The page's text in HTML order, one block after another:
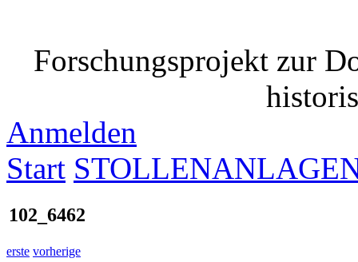
Forschungsprojekt zur
Anmelden
Start
102_6462
erste vorherige